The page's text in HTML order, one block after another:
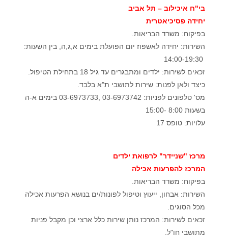
בי"ח איכילוב – תל אביב
יחידה פסיכיאטרית
בפיקוח: משרד הבריאות.
השירות: יחידה לאשפוז יום הפועלת בימים א,ג,ה, בין השעות:
זכאים לשירות: ילדים ומתבגרים עד גיל 18 בתחילת הטיפול.
כיצד ולאן לפנות: שירות לתושבי ת"א בלבד.
מס' טלפונים לפניות: 03-6973742 ,03-6973733 בימים א-ה
בשעות 8:00 -15:00
עלויות: טופס 17
מרכז "שניידר" לרפואת ילדים
המרכז להפרעות אכילה
בפיקוח: משרד הבריאות.
השירות: אבחון, ייעוץ וטיפול לפונות/ים בנושא הפרעות אכילה
מכל הסוגים.
זכאים לשירות: המרכז נותן שירות כלל ארצי וכן מקבל פניות
מתושבי חו"ל.